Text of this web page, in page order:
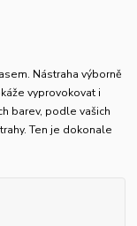
Nástraha výborně
vyprovokovat i
barev, podle vašich
Ten je dokonale